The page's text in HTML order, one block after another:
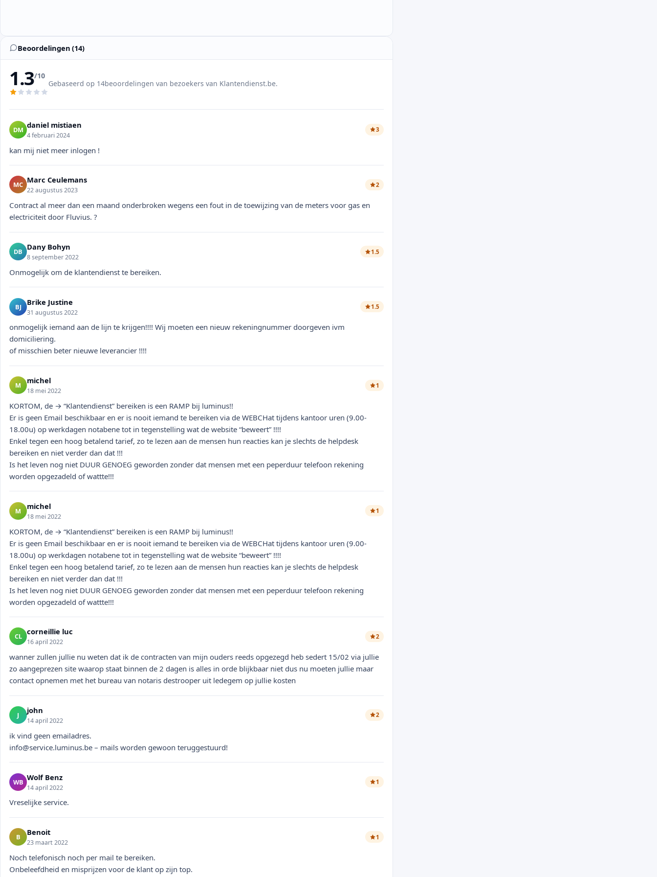
Beoordelingen (14)
1.3/10
Gebaseerd op 14beoordelingen van bezoekers van Klantendienst.be.
DM daniel mistiaen
4 februari 2024
3
kan mij niet meer inlogen !
MC Marc Ceulemans
22 augustus 2023
2
Contract al meer dan een maand onderbroken wegens een fout in de toewijzing van de meters voor gas en
electriciteit door Fluvius. ?
DB Dany Bohyn
8 september 2022
1.5
Onmogelijk om de klantendienst te bereiken.
BJ Brike Justine
31 augustus 2022
1.5
onmogelijk iemand aan de lijn te krijgen!!!! Wij moeten een nieuw rekeningnummer doorgeven ivm
domiciliering.
of misschien beter nieuwe leverancier !!!!
M michel
18 mei 2022
1
KORTOM, de → “Klantendienst” bereiken is een RAMP bij luminus!!
Er is geen Email beschikbaar en er is nooit iemand te bereiken via de WEBCHat tijdens kantoor uren (9.00-
18.00u) op werkdagen notabene tot in tegenstelling wat de website “beweert” !!!!
Enkel tegen een hoog betalend tarief, zo te lezen aan de mensen hun reacties kan je slechts de helpdesk
bereiken en niet verder dan dat !!!
Is het leven nog niet DUUR GENOEG geworden zonder dat mensen met een peperduur telefoon rekening
worden opgezadeld of wattte!!!
M michel
18 mei 2022
1
KORTOM, de → “Klantendienst” bereiken is een RAMP bij luminus!!
Er is geen Email beschikbaar en er is nooit iemand te bereiken via de WEBCHat tijdens kantoor uren (9.00-
18.00u) op werkdagen notabene tot in tegenstelling wat de website “beweert” !!!!
Enkel tegen een hoog betalend tarief, zo te lezen aan de mensen hun reacties kan je slechts de helpdesk
bereiken en niet verder dan dat !!!
Is het leven nog niet DUUR GENOEG geworden zonder dat mensen met een peperduur telefoon rekening
worden opgezadeld of wattte!!!
CL corneillie luc
16 april 2022
2
wanner zullen jullie nu weten dat ik de contracten van mijn ouders reeds opgezegd heb sedert 15/02 via jullie
zo aangeprezen site waarop staat binnen de 2 dagen is alles in orde blijkbaar niet dus nu moeten jullie maar
contact opnemen met het bureau van notaris destrooper uit ledegem op jullie kosten
J john
14 april 2022
2
info@service.luminus.be – mails worden gewoon teruggestuurd!
WB Wolf Benz
14 april 2022
1
Vreselijke service.
B Benoit
23 maart 2022
1
Noch telefonisch noch per mail te bereiken.
Onbeleefdheid en misprijzen voor de klant op zijn top.